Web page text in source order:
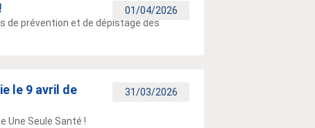
01/04/2026
de prévention et de dépistage des
31/03/2026
le 9 avril de
Une Seule Santé !